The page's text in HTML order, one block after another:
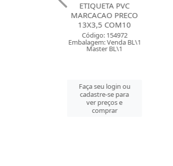
PLACA SINALIZACAO
16X25CM GRESPAN
ABERTO/FECHADO
Código: 161994
Embalagem: Venda PT\5
Master CM\50
Faça seu login ou
cadastre-se para
ver preços e
comprar